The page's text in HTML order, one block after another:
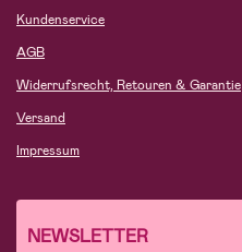
Kundenservice
AGB
Widerrufsrecht, Retouren & Garantie
Versand
Impressum
NEWSLETTER